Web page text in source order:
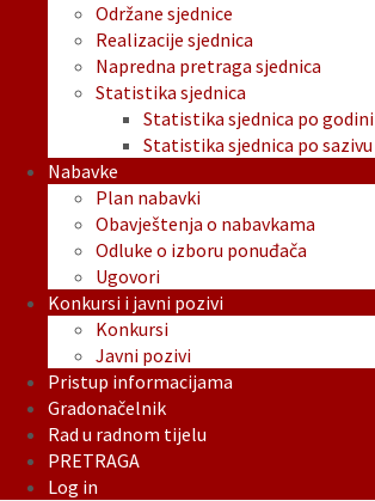
Održane sjednice
Realizacije sjednica
Napredna pretraga sjednica
Statistika sjednica
Statistika sjednica po godini
Statistika sjednica po sazivu
Nabavke
Plan nabavki
Obavještenja o nabavkama
Odluke o izboru ponuđača
Ugovori
Konkursi i javni pozivi
Konkursi
Javni pozivi
Pristup informacijama
Gradonačelnik
Rad u radnom tijelu
PRETRAGA
Log in